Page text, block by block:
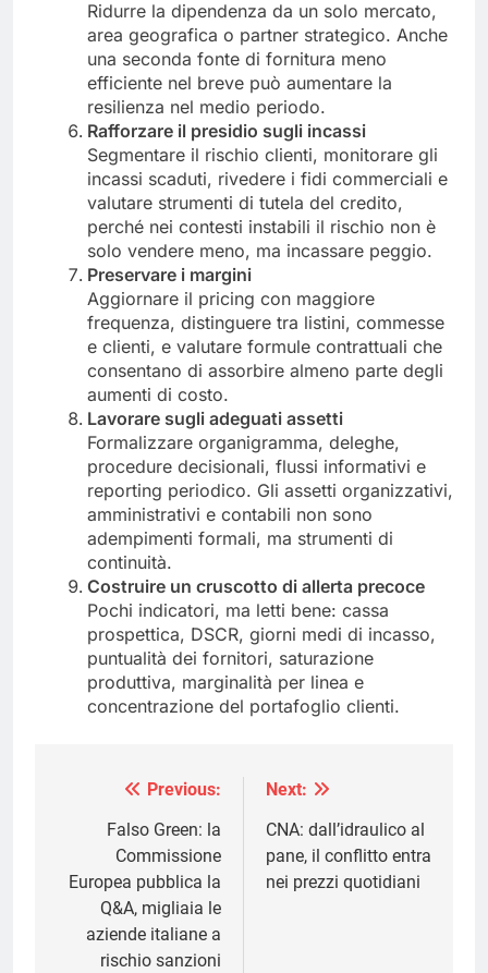
Ridurre la dipendenza da un solo mercato,
area geografica o partner strategico. Anche
una seconda fonte di fornitura meno
efficiente nel breve può aumentare la
resilienza nel medio periodo.
Rafforzare il presidio sugli incassi
Segmentare il rischio clienti, monitorare gli
incassi scaduti, rivedere i fidi commerciali e
valutare strumenti di tutela del credito,
perché nei contesti instabili il rischio non è
solo vendere meno, ma incassare peggio.
Preservare i margini
Aggiornare il pricing con maggiore
frequenza, distinguere tra listini, commesse
e clienti, e valutare formule contrattuali che
consentano di assorbire almeno parte degli
aumenti di costo.
Lavorare sugli adeguati assetti
Formalizzare organigramma, deleghe,
procedure decisionali, flussi informativi e
reporting periodico. Gli assetti organizzativi,
amministrativi e contabili non sono
adempimenti formali, ma strumenti di
continuità.
Costruire un cruscotto di allerta precoce
Pochi indicatori, ma letti bene: cassa
prospettica, DSCR, giorni medi di incasso,
puntualità dei fornitori, saturazione
produttiva, marginalità per linea e
concentrazione del portafoglio clienti.
Navigazione
articoli
Previous:
Falso Green: la
Commissione
Europea pubblica la
Q&A, migliaia le
aziende italiane a
rischio sanzioni
Next:
CNA: dall’idraulico al
pane, il conflitto entra
nei prezzi quotidiani